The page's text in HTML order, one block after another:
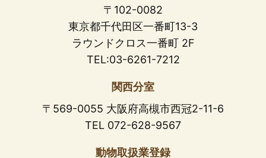
〒102-0082
東京都千代田区一番町13-3
ラウンドクロス一番町 2F
TEL:03-6261-7212
関西分室
〒569-0055 大阪府高槻市西冠2-11-6
TEL 072-628-9567
動物取扱業登録